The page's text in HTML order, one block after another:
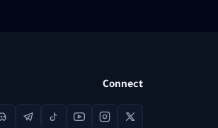
Connect